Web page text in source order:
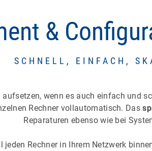
&
SCHNELL, EINFACH,
wenn es auch einfach und
Rechner vollautomatisch. Das
Reparaturen ebenso wie bei
jeden Rechner in Ihrem Netzwerk